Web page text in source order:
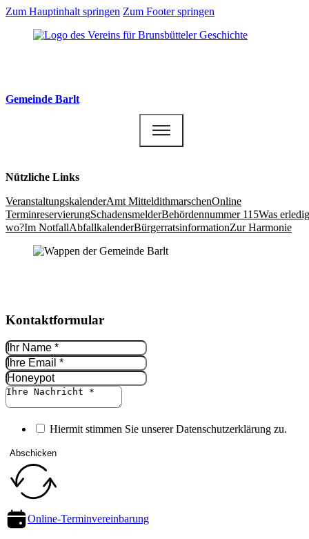
Zum Hauptinhalt springen Zum Footer springen
Gemeinde Barlt
Nützliche Links
Veranstaltungs­kalenderAmt Mittel­dithmarschenOnline
TerminreservierungSchadensmelderBehördennummer 115Was
wo?Im NotfallAbfallkalenderBürgerrats­informationZur Harmonie
Kontakt­formular
Hiermit stimmen Sie unserer Datenschutz­erklärung zu.
Abschicken
Online-Termin­vereinbarung